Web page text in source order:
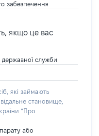
забезпечення
якщо це вас
державної служби
які займають
становище,
“Про
або